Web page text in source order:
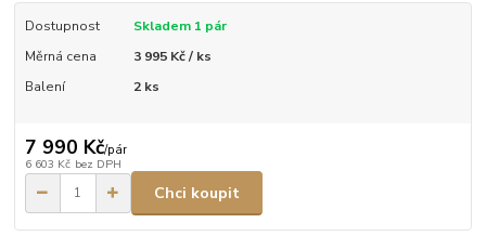
Dostupnost
Skladem 1 pár
Měrná cena
3 995 Kč / ks
Balení
2 ks
7 990 Kč/pár
6 603 Kč bez DPH
Chci koupit